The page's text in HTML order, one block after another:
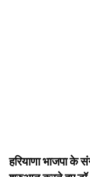
हरियाणा भाजपा के